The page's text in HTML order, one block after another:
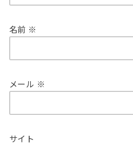
名前 ※
メール ※
サイト